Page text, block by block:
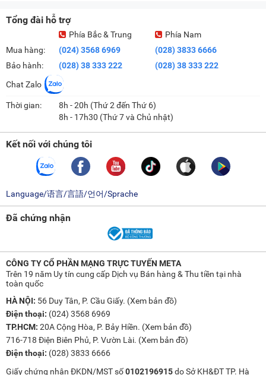
Tổng đài hỗ trợ
Mua hàng:
Bảo hành:
Phía Bắc & Trung
(024) 3568 6969
(028) 38 333 222
Phía Nam
(028) 3833 6666
(028) 38 333 222
Chat Zalo
Thời gian:
8h - 20h (Thứ 2 đến Thứ 6)
8h - 17h30 (Thứ 7 và Chủ nhật)
Kết nối với chúng tôi
Language/语言/言語/언어/Sprache
Đã chứng nhận
CÔNG TY CỔ PHẦN MẠNG TRỰC TUYẾN META
Trên 19 năm Uy tín cung cấp Dịch vụ Bán hàng & Thu tiền tại nhà
toàn quốc
HÀ NỘI: 56 Duy Tân, P. Cầu Giấy. (Xem bản đồ)
Điện thoại: (024) 3568 6969
TP.HCM: 20A Cộng Hòa, P. Bảy Hiền. (Xem bản đồ)
716-718 Điện Biên Phủ, P. Vườn Lài. (Xem bản đồ)
Điện thoại: (028) 3833 6666
Giấy chứng nhận ĐKDN/MST số0102196915do Sở KH&ĐT TP. Hà